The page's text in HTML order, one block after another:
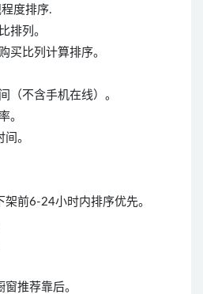
度排序.
排列。
买比列计算排序。
（不含手机在线）。
。
。
前6-24小时内排序优先。
推荐靠后。